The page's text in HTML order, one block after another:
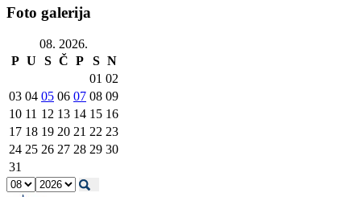
Foto galerija
08. 2026.
P U S Č P S N
01 02
03 04 05 06 07 08 09
10 11 12 13 14 15 16
17 18 19 20 21 22 23
24 25 26 27 28 29 30
31